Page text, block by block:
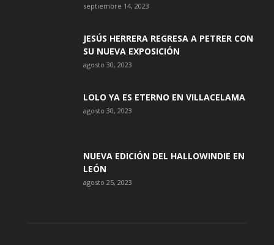
septiembre 14, 2023
JESÚS HERRERA REGRESA A PETRER CON
SU NUEVA EXPOSICIÓN
agosto 30, 2023
LOLO YA ES ETERNO EN VILLACELAMA
agosto 30, 2023
NUEVA EDICIÓN DEL HALLOWINDIE EN
LEÓN
agosto 25, 2023